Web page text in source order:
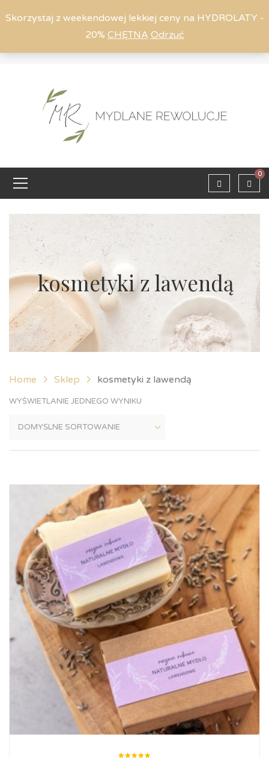
Skorzystaj z weekendowej lekkiej ceny na HYDROLATY -
20% CHĘTNA Odrzuć
0
kosmetyki z lawendą
Home Sklep kosmetyki z lawendą
WYŚWIETLANIE JEDNEGO WYNIKU